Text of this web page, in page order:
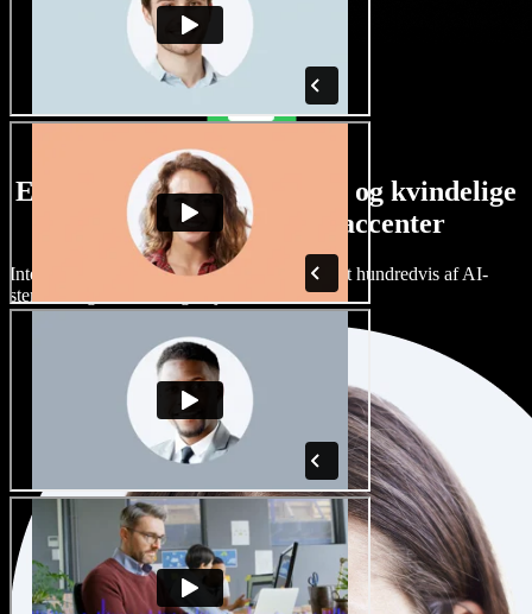
Et stort udvalg af mandlige og kvindelige
stemmer i alverdens accenter
Intet projekt behøver at lyde ens. Vælg blandt hundredvis af AI-
stemmer og accenter, og finjuster dem.